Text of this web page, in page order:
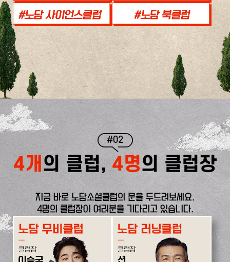
#02
4개 의 클럽, 4명의 클럽장
지금 바로 노담소셜클럽의 문을 두드려보세요.
4명의 클럽장이 여러분을 기다리고 있습니다.